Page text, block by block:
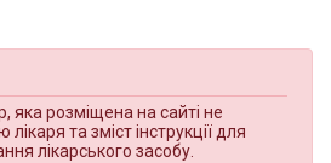
яка розміщена на сайті не
та зміст інструкції для
лікарського засобу.